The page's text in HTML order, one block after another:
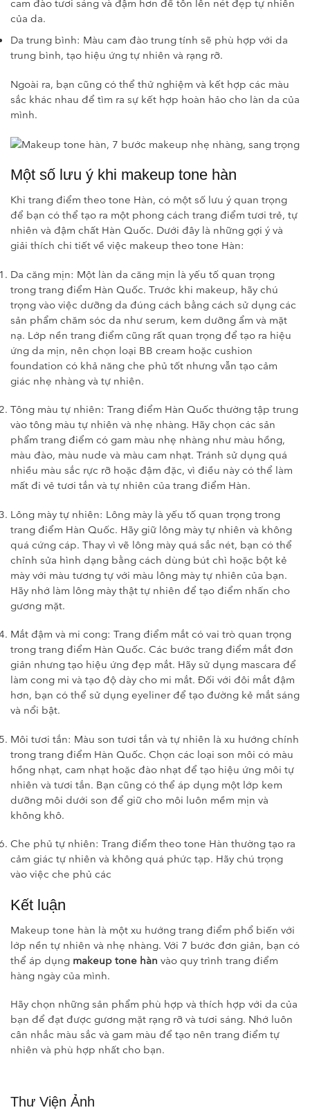
cam đào tươi sáng và đậm hơn để tôn lên nét đẹp tự nhiên
của da.
Da trung bình: Màu cam đào trung tính sẽ phù hợp với da
trung bình, tạo hiệu ứng tự nhiên và rạng rỡ.
Ngoài ra, bạn cũng có thể thử nghiệm và kết hợp các màu
sắc khác nhau để tìm ra sự kết hợp hoàn hảo cho làn da của
mình.
Một số lưu ý khi makeup tone hàn
Khi trang điểm theo tone Hàn, có một số lưu ý quan trọng
để bạn có thể tạo ra một phong cách trang điểm tươi trẻ, tự
nhiên và đậm chất Hàn Quốc. Dưới đây là những gợi ý và
giải thích chi tiết về việc makeup theo tone Hàn:
Da căng mịn: Một làn da căng mịn là yếu tố quan trọng
trong trang điểm Hàn Quốc. Trước khi makeup, hãy chú
trọng vào việc dưỡng da đúng cách bằng cách sử dụng các
sản phẩm chăm sóc da như serum, kem dưỡng ẩm và mặt
nạ. Lớp nền trang điểm cũng rất quan trọng để tạo ra hiệu
ứng da mịn, nên chọn loại BB cream hoặc cushion
foundation có khả năng che phủ tốt nhưng vẫn tạo cảm
giác nhẹ nhàng và tự nhiên.
Tông màu tự nhiên: Trang điểm Hàn Quốc thường tập trung
vào tông màu tự nhiên và nhẹ nhàng. Hãy chọn các sản
phẩm trang điểm có gam màu nhẹ nhàng như màu hồng,
màu đào, màu nude và màu cam nhạt. Tránh sử dụng quá
nhiều màu sắc rực rỡ hoặc đậm đặc, vì điều này có thể làm
mất đi vẻ tươi tắn và tự nhiên của trang điểm Hàn.
Lông mày tự nhiên: Lông mày là yếu tố quan trọng trong
trang điểm Hàn Quốc. Hãy giữ lông mày tự nhiên và không
quá cứng cáp. Thay vì vẽ lông mày quá sắc nét, bạn có thể
chỉnh sửa hình dạng bằng cách dùng bút chì hoặc bột kẻ
mày với màu tương tự với màu lông mày tự nhiên của bạn.
Hãy nhớ làm lông mày thật tự nhiên để tạo điểm nhấn cho
gương mặt.
Mắt đậm và mi cong: Trang điểm mắt có vai trò quan trọng
trong trang điểm Hàn Quốc. Các bước trang điểm mắt đơn
giản nhưng tạo hiệu ứng đẹp mắt. Hãy sử dụng mascara để
làm cong mi và tạo độ dày cho mi mắt. Đối với đôi mắt đậm
hơn, bạn có thể sử dụng eyeliner để tạo đường kẻ mắt sáng
và nổi bật.
Môi tươi tắn: Màu son tươi tắn và tự nhiên là xu hướng chính
trong trang điểm Hàn Quốc. Chọn các loại son môi có màu
hồng nhạt, cam nhạt hoặc đào nhạt để tạo hiệu ứng môi tự
nhiên và tươi tắn. Bạn cũng có thể áp dụng một lớp kem
dưỡng môi dưới son để giữ cho môi luôn mềm mịn và
không khô.
Che phủ tự nhiên: Trang điểm theo tone Hàn thường tạo ra
cảm giác tự nhiên và không quá phức tạp. Hãy chú trọng
vào việc che phủ các
Kết luận
Makeup tone hàn là một xu hướng trang điểm phổ biến với
lớp nền tự nhiên và nhẹ nhàng. Với 7 bước đơn giản, bạn có
thể áp dụng makeup tone hàn vào quy trình trang điểm
hàng ngày của mình.
Hãy chọn những sản phẩm phù hợp và thích hợp với da của
bạn để đạt được gương mặt rạng rỡ và tươi sáng. Nhớ luôn
cân nhắc màu sắc và gam màu để tạo nên trang điểm tự
nhiên và phù hợp nhất cho bạn.
Thư Viện Ảnh